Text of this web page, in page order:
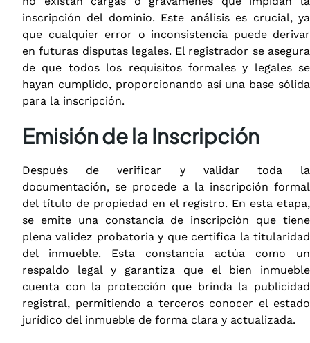
inscripción del dominio. Este análisis es crucial, ya
que cualquier error o inconsistencia puede derivar
en futuras disputas legales. El registrador se asegura
de que todos los requisitos formales y legales se
hayan cumplido, proporcionando así una base sólida
para la inscripción.
Emisión de la Inscripción
Después de verificar y validar toda la
documentación, se procede a la inscripción formal
del título de propiedad en el registro. En esta etapa,
se emite una constancia de inscripción que tiene
plena validez probatoria y que certifica la titularidad
del inmueble. Esta constancia actúa como un
respaldo legal y garantiza que el bien inmueble
cuenta con la protección que brinda la publicidad
registral, permitiendo a terceros conocer el estado
jurídico del inmueble de forma clara y actualizada.